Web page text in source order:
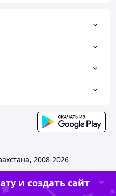
2008-2026
и создать сайт